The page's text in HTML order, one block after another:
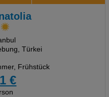
Türkei
Frühstück
€